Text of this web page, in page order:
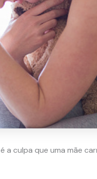
é a culpa que uma mãe